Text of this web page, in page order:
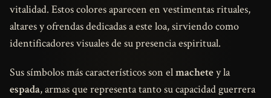
vitalidad. Estos colores aparecen en vestimentas rituales,
altares y ofrendas dedicadas a este loa, sirviendo como
identificadores visuales de su presencia espiritual.
Sus símbolos más característicos son elmachetey la
espada, armas que representa tanto su capacidad guerrera